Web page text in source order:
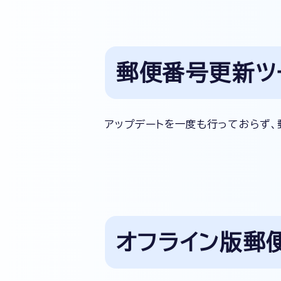
郵便番号更新ツ
アップデートを一度も行っておらず
オフライン版郵